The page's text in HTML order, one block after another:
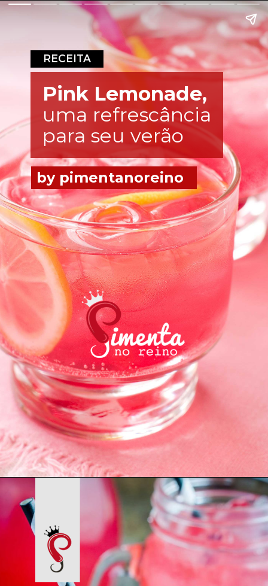
RECEITA
by pimentanoreino
Pink Lemonade,
uma refrescância
para seu verão